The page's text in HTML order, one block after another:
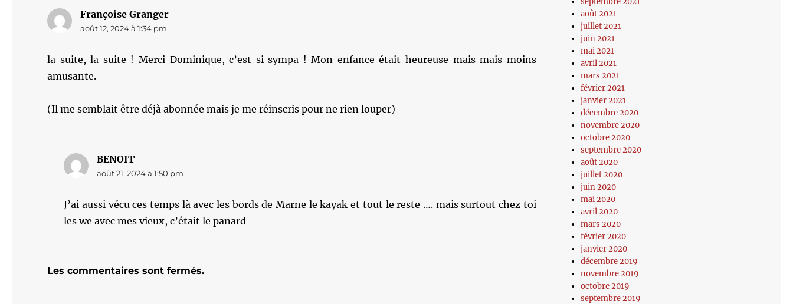
Françoise Granger
août 12, 2024 à 1:34 pm
la suite, la suite ! Merci Dominique, c’est si sympa ! Mon enfance était heureuse mais mais moins
amusante.
(Il me semblait être déjà abonnée mais je me réinscris pour ne rien louper)
BENOIT
août 21, 2024 à 1:50 pm
J’ai aussi vécu ces temps là avec les bords de Marne le kayak et tout le reste …. mais surtout chez toi
les we avec mes vieux, c’était le panard
Les commentaires sont fermés.
août 2021
juillet 2021
juin 2021
mai 2021
avril 2021
mars 2021
février 2021
janvier 2021
décembre 2020
novembre 2020
octobre 2020
septembre 2020
août 2020
juillet 2020
juin 2020
mai 2020
avril 2020
mars 2020
février 2020
janvier 2020
décembre 2019
novembre 2019
octobre 2019
septembre 2019